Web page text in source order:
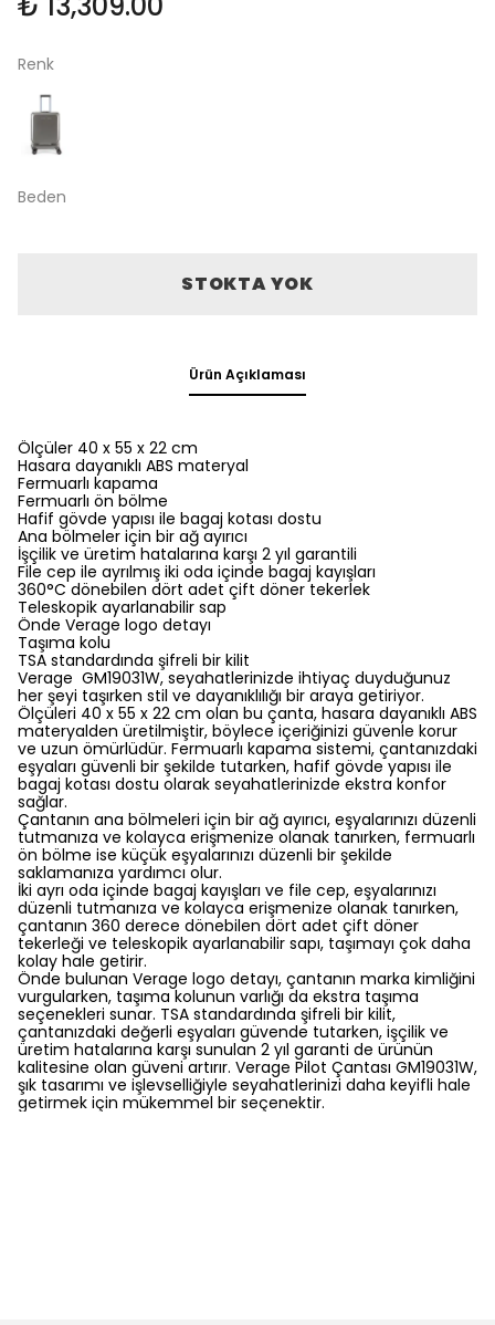
Renk
Beden
STOKTA YOK
Ürün Açıklaması
Ölçüler 40 x 55 x 22 cm
Hasara dayanıklı ABS materyal
Fermuarlı kapama
Fermuarlı ön bölme
Hafif gövde yapısı ile bagaj kotası dostu
Ana bölmeler için bir ağ ayırıcı
İşçilik ve üretim hatalarına karşı 2 yıl garantili
File cep ile ayrılmış iki oda içinde bagaj kayışları
360°C dönebilen dört adet çift döner tekerlek
Teleskopik ayarlanabilir sap
Önde Verage logo detayı
Taşıma kolu
TSA standardında şifreli bir kilit
Verage GM19031W, seyahatlerinizde ihtiyaç duyduğunuz
her şeyi taşırken stil ve dayanıklılığı bir araya getiriyor.
Ölçüleri 40 x 55 x 22 cm olan bu çanta, hasara dayanıklı ABS
materyalden üretilmiştir, böylece içeriğinizi güvenle korur
ve uzun ömürlüdür. Fermuarlı kapama sistemi, çantanızdaki
eşyaları güvenli bir şekilde tutarken, hafif gövde yapısı ile
bagaj kotası dostu olarak seyahatlerinizde ekstra konfor
sağlar.
Çantanın ana bölmeleri için bir ağ ayırıcı, eşyalarınızı düzenli
tutmanıza ve kolayca erişmenize olanak tanırken, fermuarlı
ön bölme ise küçük eşyalarınızı düzenli bir şekilde
saklamanıza yardımcı olur.
İki ayrı oda içinde bagaj kayışları ve file cep, eşyalarınızı
düzenli tutmanıza ve kolayca erişmenize olanak tanırken,
çantanın 360 derece dönebilen dört adet çift döner
tekerleği ve teleskopik ayarlanabilir sapı, taşımayı çok daha
kolay hale getirir.
Önde bulunan Verage logo detayı, çantanın marka kimliğini
vurgularken, taşıma kolunun varlığı da ekstra taşıma
seçenekleri sunar. TSA standardında şifreli bir kilit,
çantanızdaki değerli eşyaları güvende tutarken, işçilik ve
üretim hatalarına karşı sunulan 2 yıl garanti de ürünün
kalitesine olan güveni artırır. Verage Pilot Çantası GM19031W,
şık tasarımı ve işlevselliğiyle seyahatlerinizi daha keyifli hale
getirmek için mükemmel bir seçenektir.